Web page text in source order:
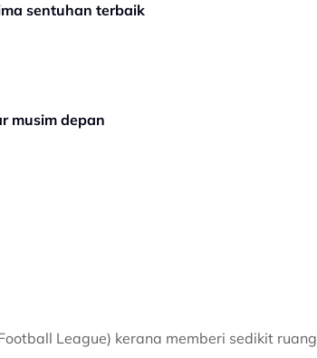
sentuhan terbaik
musim depan
League) kerana memberi sedikit ruang